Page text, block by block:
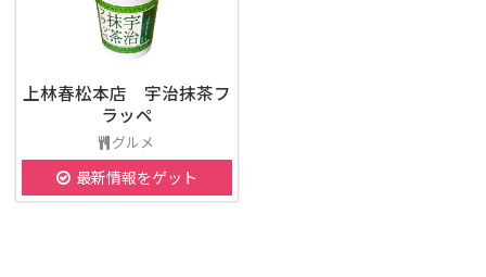
上林春松本店 宇治抹茶フ
ラッペ
グルメ
最新情報をゲット